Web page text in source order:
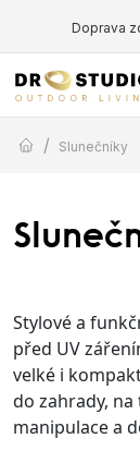
Doprava
/ Slunečníky
Stylové a
před UV
velké i
do zahrady,
manipulace a